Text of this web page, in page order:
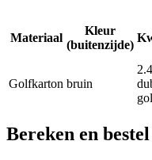
Materiaal
Kleur
(buitenzijde)
Golfkarton bruin
Bereken en